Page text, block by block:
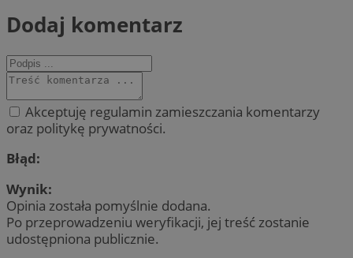
Dodaj komentarz
Akceptuję regulamin zamieszczania komentarzy
oraz politykę prywatności.
Błąd:
Wynik:
Opinia została pomyślnie dodana.
Po przeprowadzeniu weryfikacji, jej treść zostanie
udostępniona publicznie.